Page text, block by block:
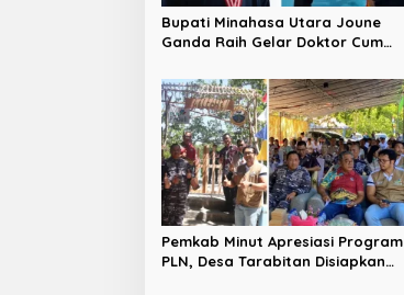
Bupati Minahasa Utara Joune
Ganda Raih Gelar Doktor Cum
Tingkatkan Kualitas
Kepemimpinan
Pemkab Minut Apresiasi Program
PLN, Desa Tarabitan Disiapkan